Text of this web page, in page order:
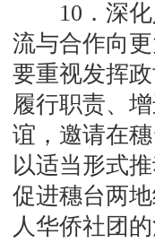
10．深化
流与合作向
要重视发挥
履行职责、
谊，邀请在
以适当形式
促进穗台两
人华侨社团